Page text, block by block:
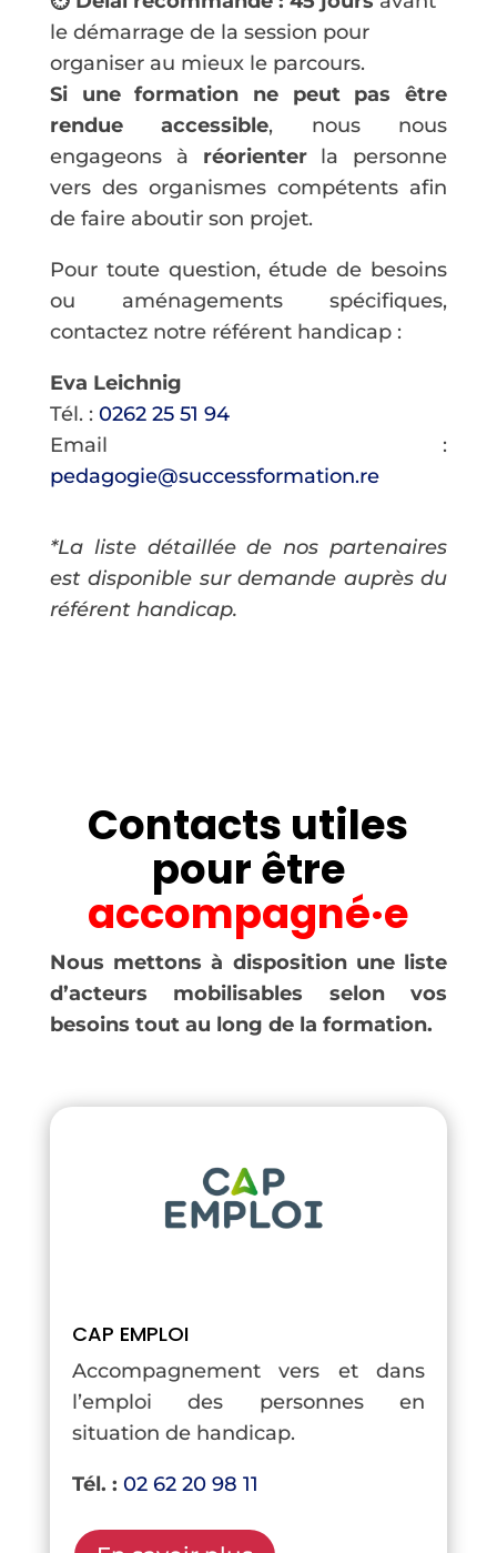
le démarrage de la session pour
organiser au mieux le parcours.
Si une formation ne peut pas être
rendue accessible, nous nous
engageons à réorienterla personne
vers des organismes compétents afin
de faire aboutir son projet.
Pour toute question, étude de besoins
ou aménagements spécifiques,
contactez notre référent handicap :
Eva Leichnig
Tél. : 0262 25 51 94
Email :
pedagogie@successformation.re
*La liste détaillée de nos partenaires
est disponible sur demande auprès du
référent handicap.
Contacts utiles
pour être
accompagné·e
Nous mettons à disposition une liste
d’acteurs mobilisables selon vos
besoins tout au long de la formation.
CAP EMPLOI
Accompagnement vers et dans
l’emploi des personnes en
situation de handicap.
Tél. : 02 62 20 98 11